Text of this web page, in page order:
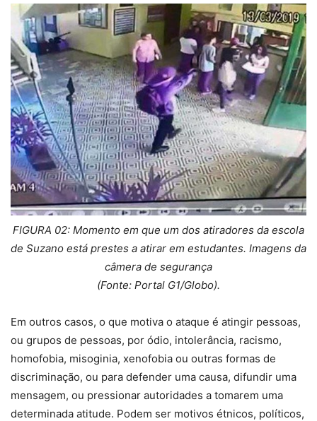
FIGURA 02: Momento em que um dos atiradores da escola
de Suzano está prestes a atirar em estudantes. Imagens da
câmera de segurança
(Fonte: Portal G1/Globo).
Em outros casos, o que motiva o ataque é atingir pessoas,
ou grupos de pessoas, por ódio, intolerância, racismo,
homofobia, misoginia, xenofobia ou outras formas de
discriminação, ou para defender uma causa, difundir uma
mensagem, ou pressionar autoridades a tomarem uma
determinada atitude. Podem ser motivos étnicos, políticos,